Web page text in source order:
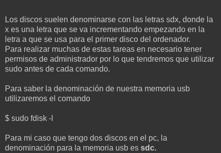
Los discos suelen denominarse con las letras sdx, donde la
x es una letra que se va incrementando empezando en la
letra a que se usa para el primer disco del ordenador.
Para realizar muchas de estas tareas en necesario tener
permisos de administrador por lo que tendremos que utilizar
sudo antes de cada comando.
Para saber la denominación de nuestra memoria usb
utilizaremos el comando
$ sudo fdisk -l
Para mi caso que tengo dos discos en el pc, la
denominación para la memoria usb es sdc.